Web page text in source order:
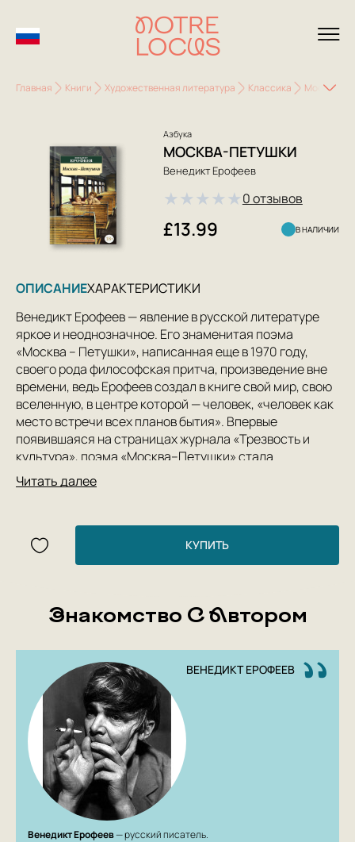
Главная Книги Художественная литература Классика Москва-
Азбука
МОСКВА-ПЕТУШКИ
Венедикт Ерофеев
★★★★★0 отзывов
£13.99 В НАЛИЧИИ
ОПИСАНИЕХАРАКТЕРИСТИКИ
Венедикт Ерофеев — явление в русской литературе
яркое и неоднозначное. Его знаменитая поэма
«Москва – Петушки», написанная еще в 1970 году,
своего рода философская притча, произведение вне
времени, ведь Ерофеев создал в книге свой мир, свою
вселенную, в центре которой — человек, «человек как
место встречи всех планов бытия». Впервые
появившаяся на страницах журнала «Трезвость и
культура», поэма «Москва–Петушки» стала
настоящим откровением для читателей и позднее
была переведена на множество языков мира.
смысла, логики, тут нет закона, порядка. Если
смотреть на него снаружи, он останется непонятым.
Только включившись в поэтику Ерофеева, только
читатель может ощутить идейную напряженность
философско-религиозного диалога, который ведут
„високосные люди“. Но и тогда читатель сможет
узнать ерофеевскую картину мира, но не понять ее.
Истину ведь вообще нельзя получить из вторых рук»
(А. Генис).
Читать далее
КУПИТЬ
Знакомство С Автором
ВЕНЕДИКТ ЕРОФЕЕВ
Венедикт Ерофеев— русский писатель.